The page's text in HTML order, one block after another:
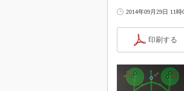
2014年09月29日 11時
印刷する